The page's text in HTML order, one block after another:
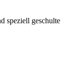
speziell geschulte